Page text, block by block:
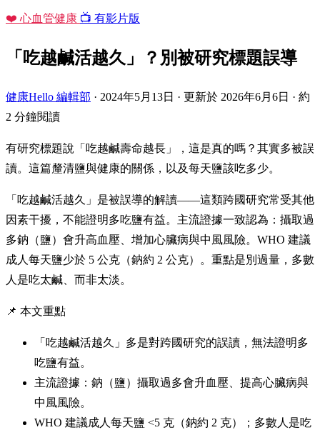
❤️ 心血管健康 📺 有影片版
「吃越鹹活越久」？別被研究標題誤導
健康Hello 編輯部 · 2024年5月13日 · 更新於 2026年6月6日 · 約
2 分鐘閱讀
有研究標題說「吃越鹹壽命越長」，這是真的嗎？其實多被誤
讀。這篇釐清鹽與健康的關係，以及每天鹽該吃多少。
「吃越鹹活越久」是被誤導的解讀——這類跨國研究常受其他
因素干擾，不能證明多吃鹽有益。主流證據一致認為：攝取過
多鈉（鹽）會升高血壓、增加心臟病與中風風險。WHO 建議
成人每天鹽少於 5 公克（鈉約 2 公克）。重點是別過量，多數
人是吃太鹹、而非太淡。
📌 本文重點
「吃越鹹活越久」多是對跨國研究的誤讀，無法證明多
吃鹽有益。
主流證據：鈉（鹽）攝取過多會升血壓、提高心臟病與
中風風險。
WHO 建議成人每天鹽 <5 克（鈉約 2 克）；多數人是吃